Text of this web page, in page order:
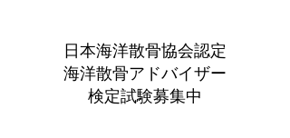
​日本海洋散骨協会認定
海洋散骨アドバイザー
検定試験​募集中